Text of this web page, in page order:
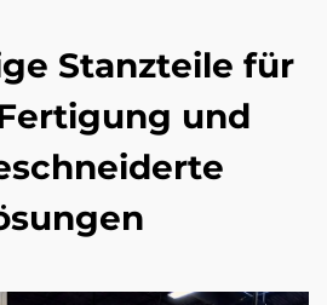
Stanzteile für
und